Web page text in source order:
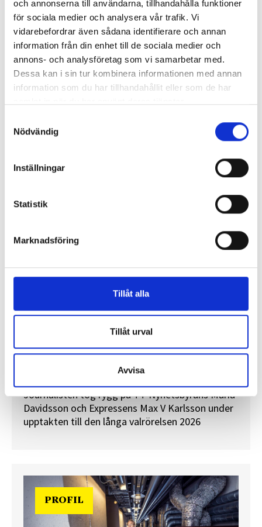
och annonserna till användarna, tillhandahålla funktioner
för sociala medier och analysera vår trafik. Vi
vidarebefordrar även sådana identifierare och annan
information från din enhet till de sociala medier och
annons- och analysföretag som vi samarbetar med.
Dessa kan i sin tur kombinera informationen med annan
information som du har tillhandahållit eller som de har
Nödvändig
Inställningar
Statistik
Marknadsföring
Tillåt alla
Tillåt urval
Avvisa
Enorma skillnader mellan
chefredaktörerna
Så mycket tjänar dagspresscheferna
”Valåret känns som att sprinta ett
maraton”
En välfylld telefonbok och foträta skor – två
Journalisten tog rygg på TT Nyhetsbyråns Maria
Davidsson och Expressens Max V Karlsson under
upptakten till den långa valrörelsen 2026
PROFIL